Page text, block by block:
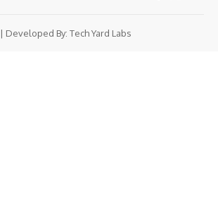
Developed By: Tech Yard Labs